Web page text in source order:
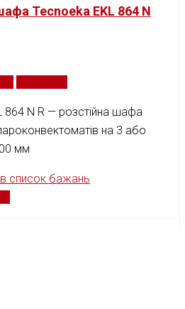
Tecnoeka EKL 864 N
864 N R — розстійна шафа
на 3 або
мм
список бажань